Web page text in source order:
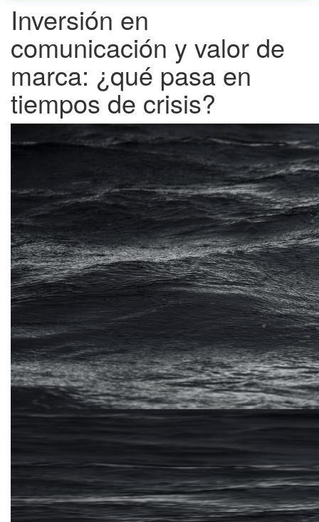
Inversión en
comunicación y valor de
marca: ¿qué pasa en
tiempos de crisis?